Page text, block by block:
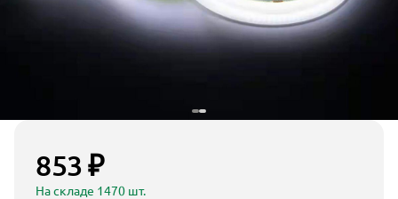
853 ₽
На складе 1470 шт.